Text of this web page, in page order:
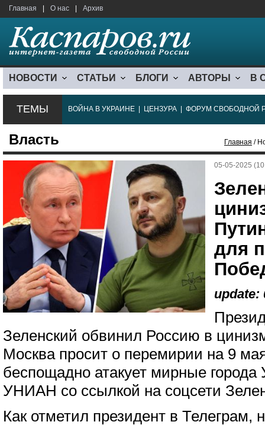
Главная О нас Архив
НОВОСТИ СТАТЬИ БЛОГИ АВТОРЫ В
ТЕМЫ ВОЙНА В УКРАИНЕ ЦЕНЗУРА ФОРУМ СВОБОДНОЙ
Власть Главная /
05-05-2025
для
update:
Зеленский обвинил Россию в
Москва просит о перемирии на 9
беспощадно атакует мирные
УНИАН со ссылкой на соцсети
Как отметил президент в Телеграм,